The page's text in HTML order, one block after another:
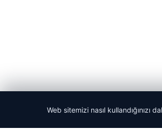
© 2026 Gezegen Haber – Güncel
Web sitemizi nasıl